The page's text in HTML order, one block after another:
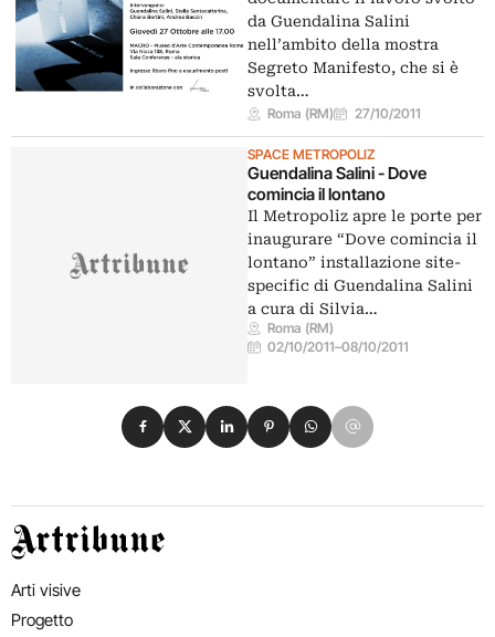
da Guendalina Salini
nell’ambito della mostra
Segreto Manifesto, che si è
svolta…
Roma (RM) 27/10/2011
SPACE METROPOLIZ
Guendalina Salini - Dove
comincia il lontano
Il Metropoliz apre le porte per
inaugurare “Dove comincia il
lontano” installazione site-
specific di Guendalina Salini
a cura di Silvia…
Roma (RM)
02/10/2011–08/10/2011
Condividi su Facebook
Condividi su X
Condividi su LinkedIn
Condividi su Pinterest
Condividi su WhatsApp
Condividi su Email
Artribune
Arti visive
Progetto